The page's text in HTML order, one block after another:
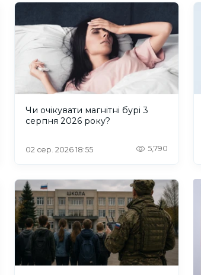
Чи очікувати магнітні бурі 3
серпня 2026 року?
02 сер. 2026 18:55 5,790